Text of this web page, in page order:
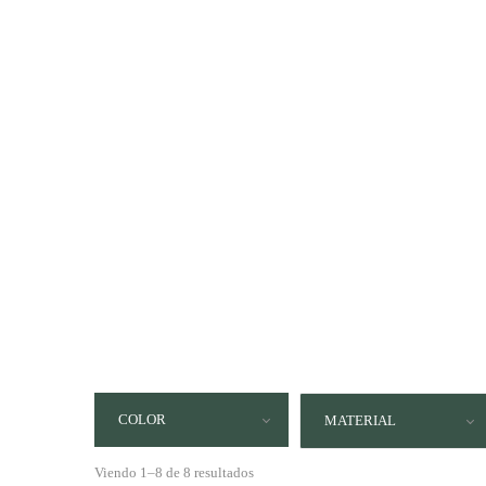
COLOR MATERIAL
Viendo 1–8 de 8 resultados